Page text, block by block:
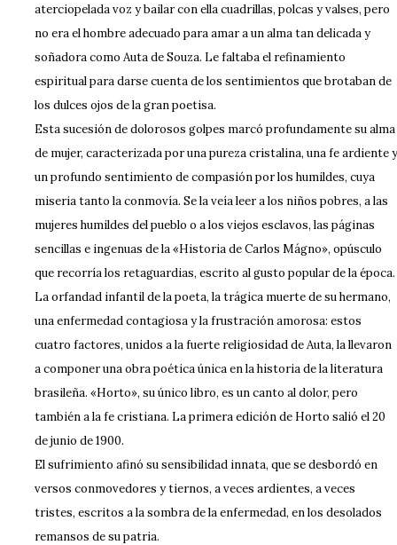
aterciopelada voz y bailar con ella cuadrillas, polcas y valses, pero
no era el hombre adecuado para amar a un alma tan delicada y
soñadora como Auta de Souza. Le faltaba el refinamiento
espiritual para darse cuenta de los sentimientos que brotaban de
los dulces ojos de la gran poetisa.
Esta sucesión de dolorosos golpes marcó profundamente su alma
de mujer, caracterizada por una pureza cristalina, una fe ardiente y
un profundo sentimiento de compasión por los humildes, cuya
miseria tanto la conmovía. Se la veía leer a los niños pobres, a las
mujeres humildes del pueblo o a los viejos esclavos, las páginas
sencillas e ingenuas de la «Historia de Carlos Mágno», opúsculo
que recorría los retaguardias, escrito al gusto popular de la época.
La orfandad infantil de la poeta, la trágica muerte de su hermano,
una enfermedad contagiosa y la frustración amorosa: estos
cuatro factores, unidos a la fuerte religiosidad de Auta, la llevaron
a componer una obra poética única en la historia de la literatura
brasileña. «Horto», su único libro, es un canto al dolor, pero
también a la fe cristiana. La primera edición de Horto salió el 20
de junio de 1900.
El sufrimiento afinó su sensibilidad innata, que se desbordó en
versos conmovedores y tiernos, a veces ardientes, a veces
tristes, escritos a la sombra de la enfermedad, en los desolados
remansos de su patria.